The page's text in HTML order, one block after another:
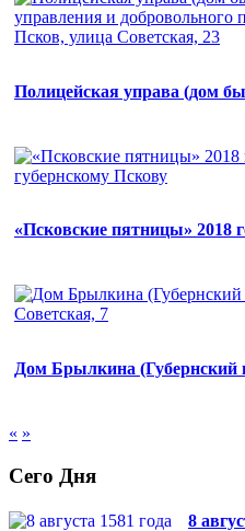
Полицейская управа (дом
«Псковские пятницы» 2018
Дом Брылкина (Губернский
« »
Сего Дня
8